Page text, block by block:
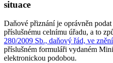
situace
Daňové přiznání je oprávněn
příslušnému celnímu úřadu, a to
280/2009 Sb., daňový řád, ve
příslušném formuláři vydaném
elektronickou podobou.